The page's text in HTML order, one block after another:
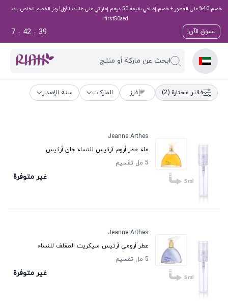
خصم 40% على العطور + خصم إضافي بقيمة 50 درهم إماراتي على طلبك الأول! رمز الخصم الخاص بك:
first50aed
تسوق الآن! 39
:
42
:
7
ابحث عن ماركة أو منتج
فلاتر مختارة (2) فرز الماركات سنة الإصدار
Jeanne Arthes
ماء عطر أروم آرثيس للنساء جان أرثيس
5 مل تقسيم
غير متوفرة
Jeanne Arthes
عطر أرومي أرتيس سيكريت المغلف للنساء
5 مل تقسيم
غير متوفرة